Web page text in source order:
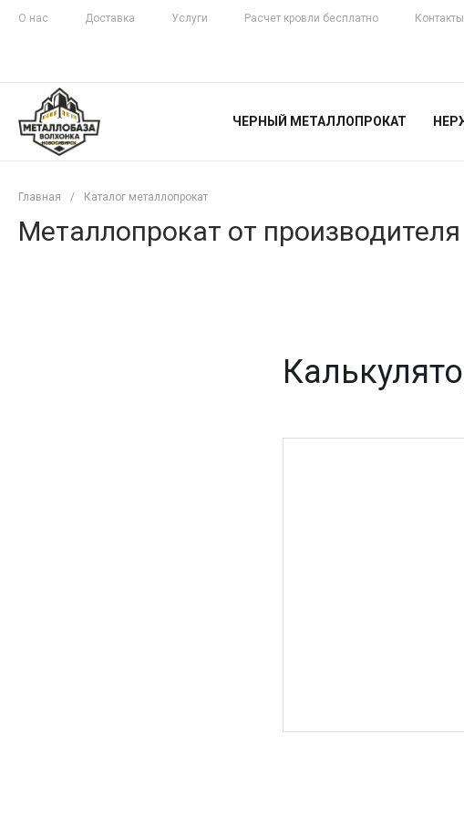
О нас Доставка Услуги Расчет кровли бесплатно Контакты
ЧЕРНЫЙ МЕТАЛЛОПРОКАТ
Главная / Каталог металлопрокат
Металлопрокат от